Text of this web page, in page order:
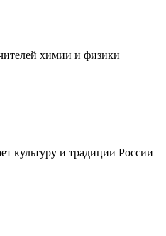
химии и физики
культуру и традиции России